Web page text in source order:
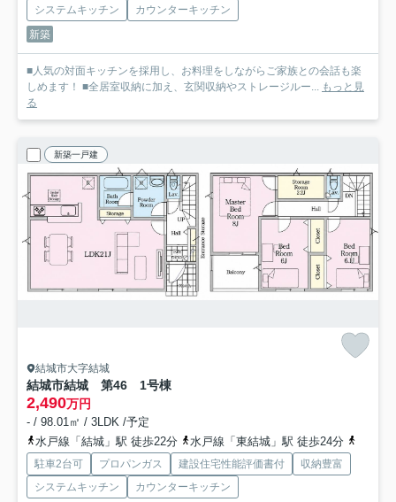
システムキッチン
カウンターキッチン
新築
■人気の対面キッチンを採用し、お料理をしながらご家族との会話も楽
しめます！ ■全居室収納に加え、玄関収納やストレージルー...
もっと見
る
新築一戸建
結城市大字結城
結城市結城 第46 1号棟
2,490万円
- / 98.01㎡ / 3LDK /予定
水戸線「結城」駅 徒歩22分
水戸線「東結城」駅 徒歩24分
駐車2台可 プロパンガス 建設住宅性能評価書付
収納豊富
システムキッチン
カウンターキッチン